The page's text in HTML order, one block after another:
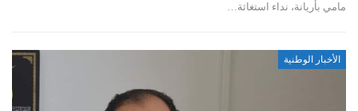
مامي بأريانة، نداء استغاثة…
الأخبار الوطنية